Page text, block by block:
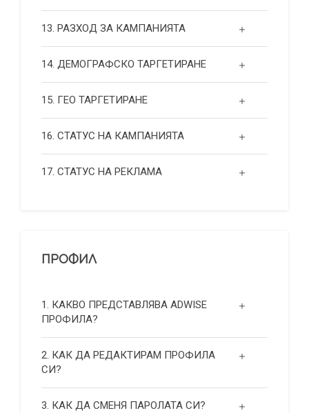
13. РАЗХОД ЗА КАМПАНИЯТА
14. ДЕМОГРАФСКО ТАРГЕТИРАНЕ
15. ГЕО ТАРГЕТИРАНЕ
16. СТАТУС НА КАМПАНИЯТА
17. СТАТУС НА РЕКЛАМА
ПРОФИЛ
1. КАКВО ПРЕДСТАВЛЯВА ADWISE
ПРОФИЛА?
2. КАК ДА РЕДАКТИРАМ ПРОФИЛА
СИ?
3. КАК ДА СМЕНЯ ПАРОЛАТА СИ?